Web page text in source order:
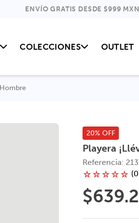
ENVÍO GRATIS DESDE $999 MXN
COLECCIONES OUTLET
20% OFF
Playera
Referencia:
☆☆☆☆☆ (0
$639.